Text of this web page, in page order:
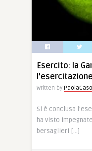
Esercito: la
Written by
Si è conclusa
ha visto
bersaglieri […]